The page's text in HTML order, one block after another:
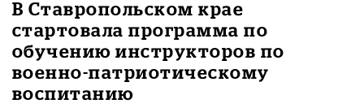
В Ставропольском крае
стартовала программа по
обучению инструкторов по
военно-патриотическому
воспитанию